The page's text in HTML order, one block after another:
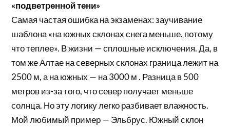
«подветренной тени»
Самая частая ошибка на экзаменах: заучивание
шаблона «на южных склонах снега меньше, потому
что теплее». В жизни — сплошные исключения. Да, в
том же Алтае на северных склонах граница лежит на
2500 м, а на южных — на 3000 м . Разница в 500
метров из-за того, что север получает меньше
солнца. Но эту логику легко разбивает влажность.
Мой любимый пример — Эльбрус. Южный склон